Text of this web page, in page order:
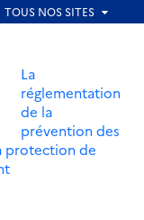
La
réglementation
de la
prévention des
protection de